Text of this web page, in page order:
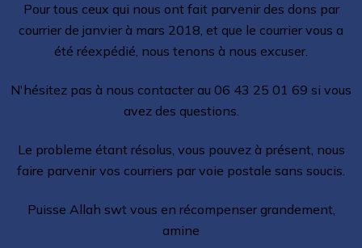
Pour tous ceux qui nous ont fait parvenir des dons par
courrier de janvier à mars 2018, et que le courrier vous a
été réexpédié, nous tenons à nous excuser.
N'hésitez pas à nous contacter au 06 43 25 01 69 si vous
avez des questions.
Le probleme étant résolus, vous pouvez à présent, nous
faire parvenir vos courriers par voie postale sans soucis.
Puisse Allah swt vous en récompenser grandement,
amine